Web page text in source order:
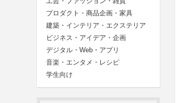
プロダクト・商品企画・家具
建築・インテリア・エクステリア
ビジネス・アイデア・企画
デジタル・Web・アプリ
音楽・エンタメ・レシピ
学生向け